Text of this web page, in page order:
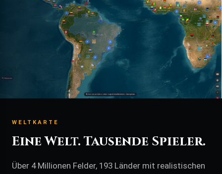
WELTKARTE
Eine Welt. Tausende Spieler.
Über 4 Millionen Felder, 193 Länder mit realistischen